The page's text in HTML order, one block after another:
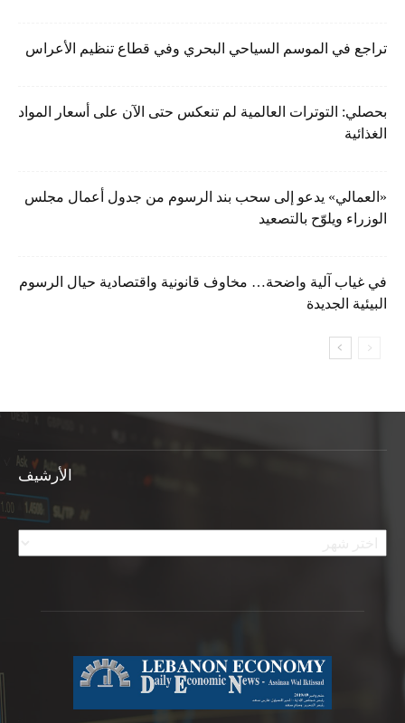
تراجع في الموسم السياحي البحري وفي قطاع تنظيم الأعراس
بحصلي: التوترات العالمية لم تنعكس حتى الآن على أسعار المواد
الغذائية
«العمالي» يدعو إلى سحب بند الرسوم من جدول أعمال مجلس
الوزراء ويلوّح بالتصعيد
في غياب آلية واضحة… مخاوف قانونية واقتصادية حيال الرسوم
البيئية الجديدة
الأرشيف
الأرشيف